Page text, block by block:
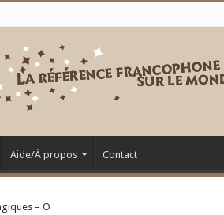
Aide/À propos Contact
– O